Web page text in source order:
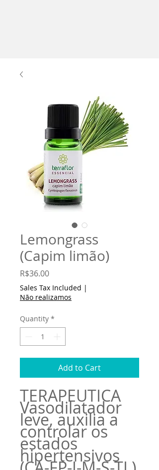
Lemongrass
(Capim limão)
R$36.00Price
Sales Tax Included |
Não realizamos
Quantity *
Add to Cart
TERAPÊUTICA
Vasodilatador
leve, auxilia a
controlar os
estados
hipertensivos